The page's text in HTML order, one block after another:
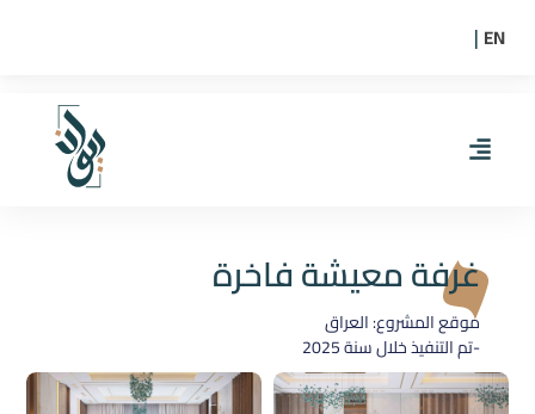
EN
|
غرفة معيشة فاخرة
موقع المشروع: العراق
-تم التنفيذ خلال سنة2025